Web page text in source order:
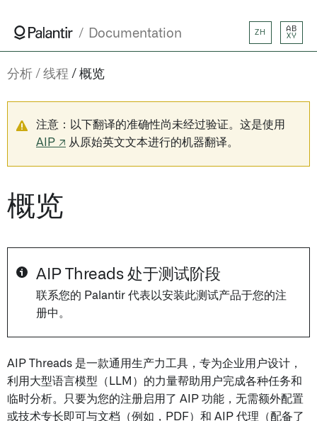
Documentation ZH
AB
XY
分析 线程 概览
注意：以下翻译的准确性尚未经过验证。这是使用
AIP ↗ 从原始英文文本进行的机器翻译。
概览
AIP Threads 处于测试阶段
联系您的 Palantir 代表以安装此测试产品于您的注
册中。
AIP Threads 是一款通用生产力工具，专为企业用户设计，
利用大型语言模型（LLM）的力量帮助用户完成各种任务和
临时分析。只要为您的注册启用了 AIP 功能，无需额外配置
或技术专长即可与文档（例如，PDF）和 AIP 代理（配备了